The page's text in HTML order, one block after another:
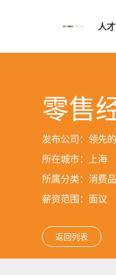
人
零售
发布公司：领先
所在城市：上海
所属分类：消费品
薪资范围：面议
返回列表